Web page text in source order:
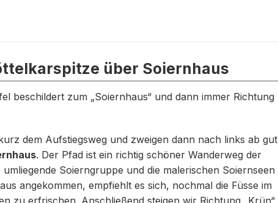
über Soiernhaus
beschildert zum „Soiernhaus“ und dann immer Richtung
dem Aufstiegsweg und zweigen dann nach links ab gut
. Der Pfad ist ein richtig schöner Wanderweg der
Soierngruppe und die malerischen Soiernseen
angekommen, empfiehlt es sich, nochmal die Füsse im